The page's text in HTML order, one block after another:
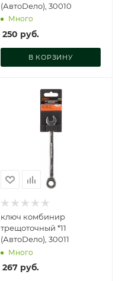
(АвтоDело), 30010
Много
250 руб.
В КОРЗИНУ
ключ комбинир
трещоточный *11
(АвтоDело), 30011
Много
267руб.